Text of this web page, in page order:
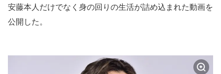
安藤本人だけでなく身の回りの生活が詰め込まれた動画を
公開した。